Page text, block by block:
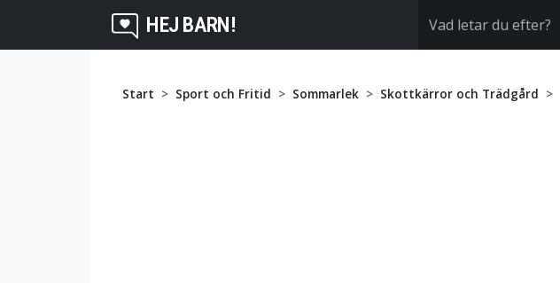
HEJ BARN!
Start Sport och Fritid Sommarlek Skottkärror och Trädgård